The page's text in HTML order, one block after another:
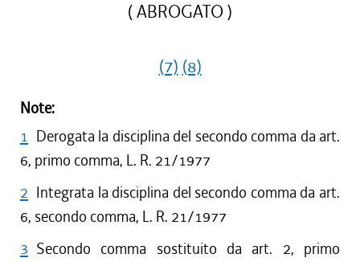
( ABROGATO )
(7) (8)
Note:
1 Derogata la disciplina del secondo comma da art.
6, primo comma, L. R. 21/1977
2 Integrata la disciplina del secondo comma da art.
6, secondo comma, L. R. 21/1977
3 Secondo comma sostituito da art. 2, primo